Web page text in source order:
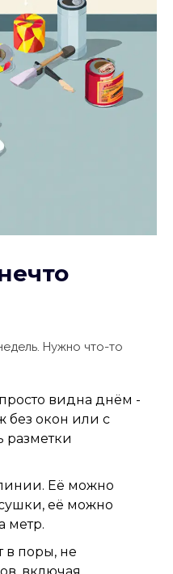
Нужно что-то
видна днём -
без окон или с
Её можно
сушки, её можно
метр.
в поры, не
включая